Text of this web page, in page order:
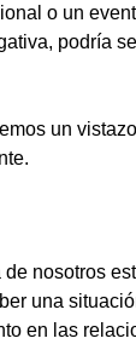
o un
podría
un
de nosotros
una
en las